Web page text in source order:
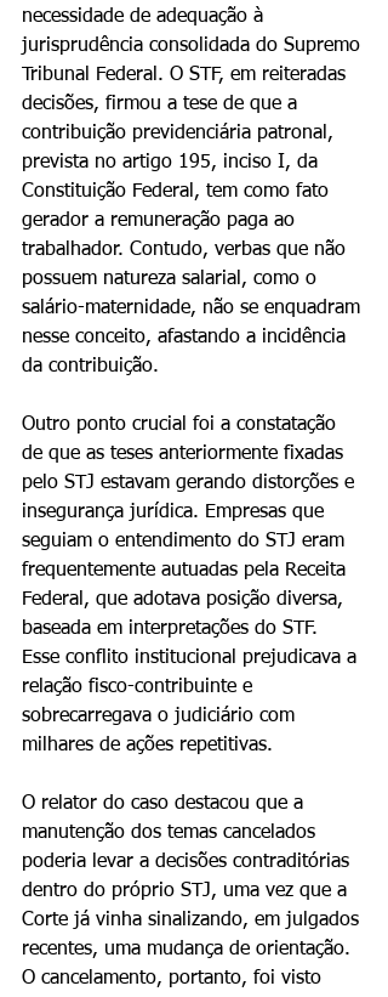
necessidade de adequação à
jurisprudência consolidada do Supremo
Tribunal Federal. O STF, em reiteradas
decisões, firmou a tese de que a
contribuição previdenciária patronal,
prevista no artigo 195, inciso I, da
Constituição Federal, tem como fato
gerador a remuneração paga ao
trabalhador. Contudo, verbas que não
possuem natureza salarial, como o
salário-maternidade, não se enquadram
nesse conceito, afastando a incidência
da contribuição.
Outro ponto crucial foi a constatação
de que as teses anteriormente fixadas
pelo STJ estavam gerando distorções e
insegurança jurídica. Empresas que
seguiam o entendimento do STJ eram
frequentemente autuadas pela Receita
Federal, que adotava posição diversa,
baseada em interpretações do STF.
Esse conflito institucional prejudicava a
relação fisco-contribuinte e
sobrecarregava o judiciário com
milhares de ações repetitivas.
O relator do caso destacou que a
manutenção dos temas cancelados
poderia levar a decisões contraditórias
dentro do próprio STJ, uma vez que a
Corte já vinha sinalizando, em julgados
recentes, uma mudança de orientação.
O cancelamento, portanto, foi visto